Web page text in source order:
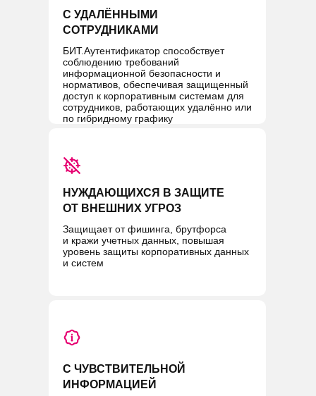
Защищает от фишинга, брутфорса
и кражи учетных данных, повышая
уровень защиты корпоративных данных
и систем
НУЖДАЮЩИХСЯ В ЗАЩИТЕ
ОТ ВНЕШНИХ УГРОЗ
С ЧУВСТВИТЕЛЬНОЙ
ИНФОРМАЦИЕЙ
БИТ.Аутентификатор способствует
соблюдению требований
информационной безопасности и
нормативов, обеспечивая защищенный
доступ к корпоративным системам для
сотрудников, работающих удалённо или
по гибридному графику
С УДАЛЁННЫМИ
СОТРУДНИКАМИ